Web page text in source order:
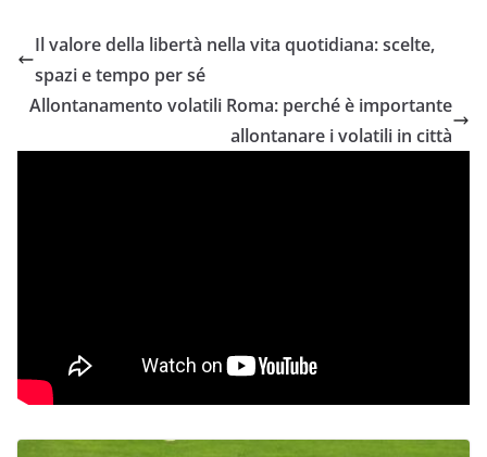
Il valore della libertà nella vita quotidiana: scelte,
spazi e tempo per sé
Allontanamento volatili Roma: perché è importante
allontanare i volatili in città